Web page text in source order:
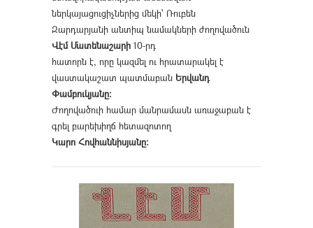
ներկայացուցիչներից մեկի՝ Ռուբեն
Զարդարյանի անտիպ նամակների ժողովածուն
Վէմ Մատենաշարի 10-րդ
հատորն է, որը կազմել ու հրատարակել է
վաստակաշատ պատմաբան Երվանդ
Փամբուկյանը։
Ժողովածուի համար մանրամասն առաջաբան է
գրել բարեխիղճ հետազոտող
Կարո Հովհաննիսյանը։